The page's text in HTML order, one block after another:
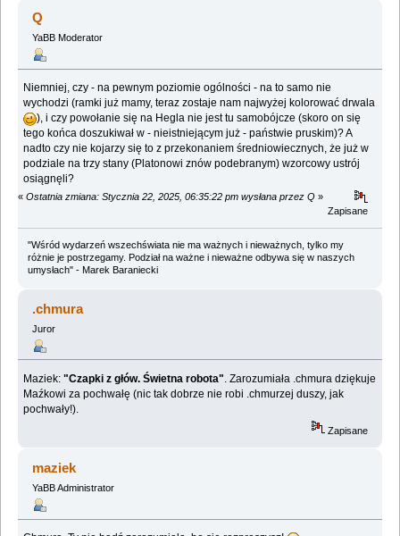
Q
YaBB Moderator
Niemniej, czy - na pewnym poziomie ogólności - na to samo nie
wychodzi (ramki już mamy, teraz zostaje nam najwyżej kolorować drwala
), i czy powołanie się na Hegla nie jest tu samobójcze (skoro on się
tego końca doszukiwał w - nieistniejącym już - państwie pruskim)? A
nadto czy nie kojarzy się to z przekonaniem średniowiecznych, że już w
podziale na trzy stany (Platonowi znów podebranym) wzorcowy ustrój
osiągnęli?
« Ostatnia zmiana: Stycznia 22, 2025, 06:35:22 pm wysłana przez Q »
Zapisane
"Wśród wydarzeń wszechświata nie ma ważnych i nieważnych, tylko my
różnie je postrzegamy. Podział na ważne i nieważne odbywa się w naszych
umysłach" - Marek Baraniecki
.chmura
Juror
Maziek: "Czapki z głów. Świetna robota" . Zarozumiała .chmura dziękuje
Maźkowi za pochwałę (nic tak dobrze nie robi .chmurzej duszy, jak
pochwały!).
Zapisane
maziek
YaBB Administrator